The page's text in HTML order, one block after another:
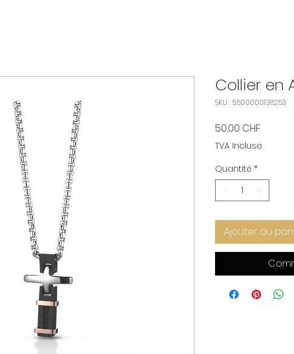
Collier en
SKU : 5500000138253
50,00 CHF
TVA Incluse
Quantité *
Ajouter au